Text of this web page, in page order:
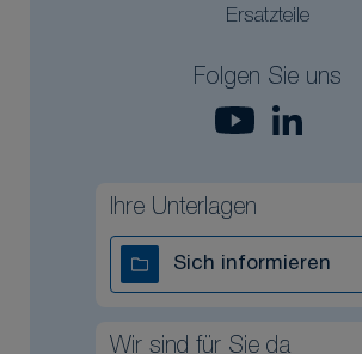
Ersatzteile
Folgen Sie uns
Ihre Unterlagen
Sich informieren
Wir sind für Sie da